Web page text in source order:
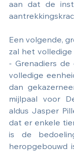
aan dat de
Een volgende,
zal het volledige
- Grenadiers de
volledige
dan
mijlpaal voor
aldus Jasper
dat er enkele
is de
heropgebouwd